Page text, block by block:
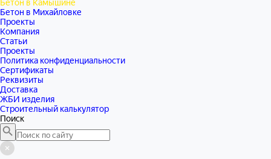
Бетон в Камышине
Бетон в Михайловке
Проекты
Компания
Статьи
Проекты
Политика конфиденциальности
Сертификаты
Реквизиты
Доставка
ЖБИ изделия
Строительный калькулятор
Поиск